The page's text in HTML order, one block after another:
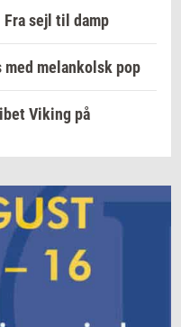
Fra sejl til damp
melankolsk pop
Viking på